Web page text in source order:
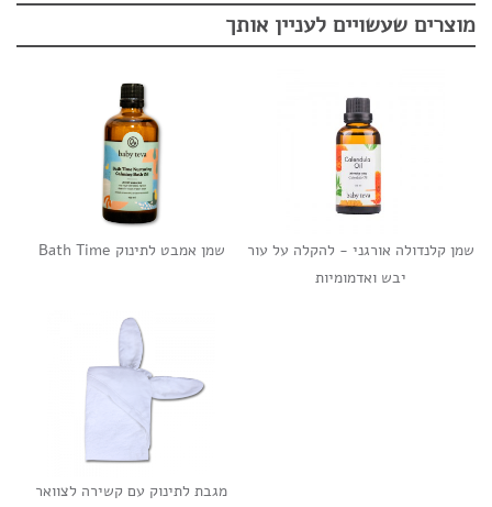
מוצרים שעשויים לעניין אותך
שמן קלנדולה אורגני - להקלה על עור
יבש ואדמומיות
שמן אמבט לתינוק Bath Time
מגבת לתינוק עם קשירה לצוואר